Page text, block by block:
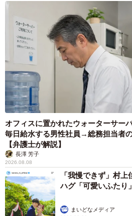
引っ掻かれて、牙が手に突き刺さ
らも、どうしても連れて行きたか
「それでも結局、時間切れでした
られなくて。もう待てない、とシ
ました」
避難先での不安な一夜。娘はずっ
ます。幸い、津波の被害は免れ、
とき——
「トラとクロが、心配そうな顔で
す。その姿を見たとき、涙があふ
た」
オフィスに置かれたウォーターサー
毎日給水する男性社員→総務担当者
【弁護士が解説】
長澤 芳子
2026.08.08
「我慢できず」村
ハグ「可愛いふたり
まいどなメディア